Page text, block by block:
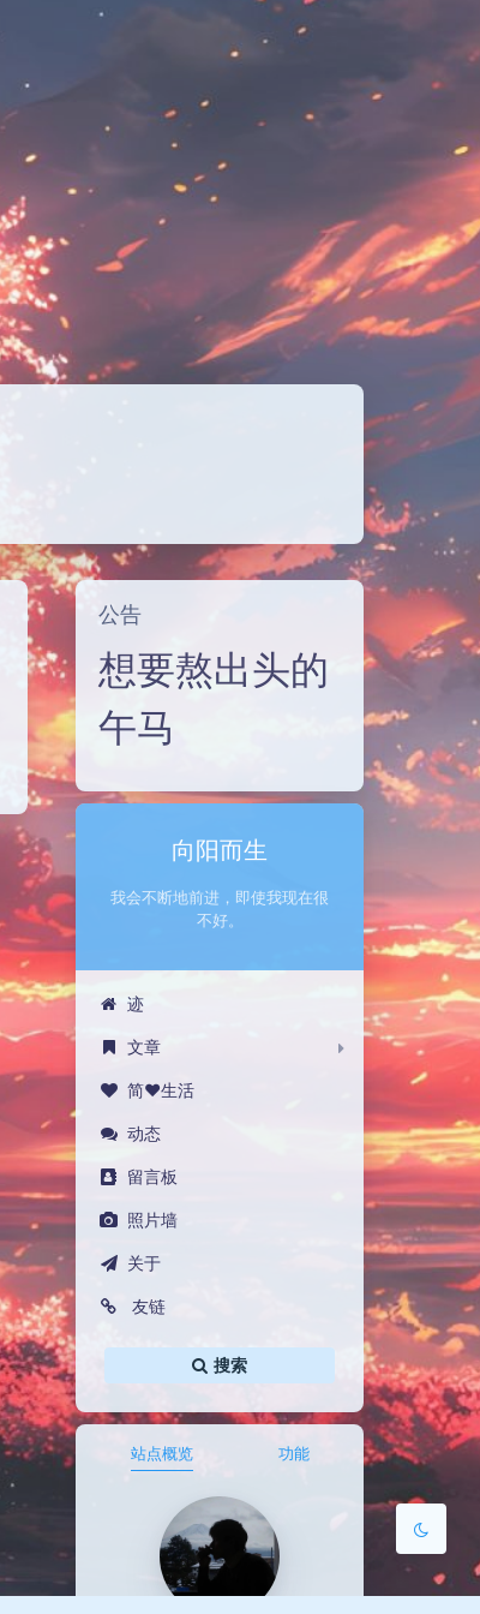
夜间模式
浅阴影
关闭 日落 暗化 灰度
公告
想要熬出头的
午马
向阳而生
我会不断地前进，即使我现在很
不好。
迹
文章
简♥生活
动态
留言板
照片墙
关于
友链
搜索
站点概览 功能